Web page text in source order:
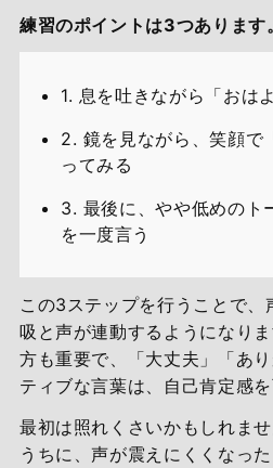
練習のポイントは3つあります。
1. 息を吐きながら「おは
2. 鏡を見ながら、笑顔で
ってみる
3. 最後に、やや低めのト
を一度言う
この3ステップを行うことで
吸と声が連動するようになり
方も重要で、「大丈夫」「あ
ティブな言葉は、自己肯定感を
最初は照れくさいかもしれま
うちに、声が震えにくくなっ